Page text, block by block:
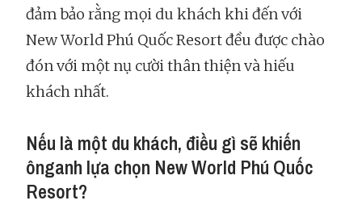
đảm bảo rằng mọi du khách khi đến với
New World Phú Quốc Resort đều được chào
đón với một nụ cười thân thiện và hiếu
khách nhất.
Nếu là một du khách, điều gì sẽ khiến
ônganh lựa chọn New World Phú Quốc
Resort?